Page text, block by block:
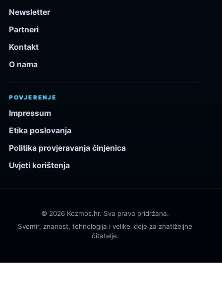
Newsletter
Partneri
Kontakt
O nama
POVJERENJE
Impressum
Etika poslovanja
Politika provjeravanja činjenica
Uvjeti korištenja
© 2026 Kozmos.hr. Sva prava pridržana.
Svemir, znanost, tehnologija i velike ideje za znatiželjne
čitatelje.